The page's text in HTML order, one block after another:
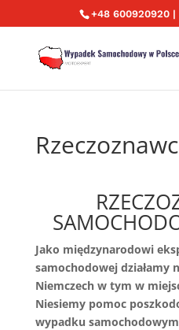
+48 600920920 |
Jako międzynarodowi
samochodowej działamy
Niemczech w tym w
Niesiemy pomoc
wypadku